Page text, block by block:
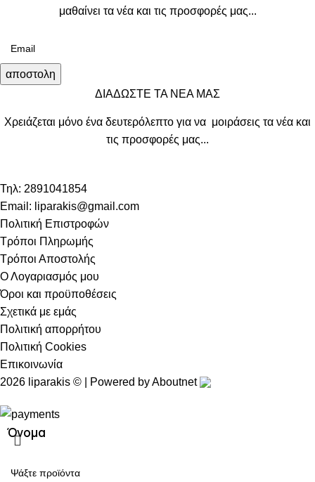
μαθαίνει τα νέα και τις προσφορές μας...
αποστολη
ΔΙΑΔΩΣΤΕ ΤΑ ΝΕΑ ΜΑΣ
Χρειάζεται μόνο ένα δευτερόλεπτο για να μοιράσεις τα νέα και
τις προσφορές μας...
Τηλ: 2891041854
Email: liparakis@gmail.com
Πολιτική Επιστροφών
Τρόποι Πληρωμής
Τρόποι Αποστολής
Ο Λογαριασμός μου
Όροι και προϋποθέσεις
Σχετικά με εμάς
Πολιτική απορρήτου
Πολιτική Cookies
Επικοινωνία
2026 liparakis © | Powered byAboutnet
Όνομα